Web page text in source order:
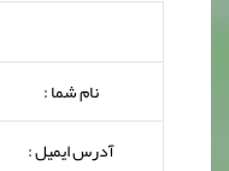
نام شما :
آدرس ایمیل :